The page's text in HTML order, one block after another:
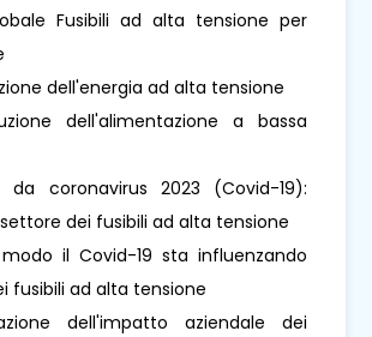
Fusibili ad alta tensione per
dell'energia ad alta tensione
dell'alimentazione a bassa
da coronavirus 2023 (Covid-19):
dei fusibili ad alta tensione
modo il Covid-19 sta influenzando
fusibili ad alta tensione
dell'impatto aziendale dei